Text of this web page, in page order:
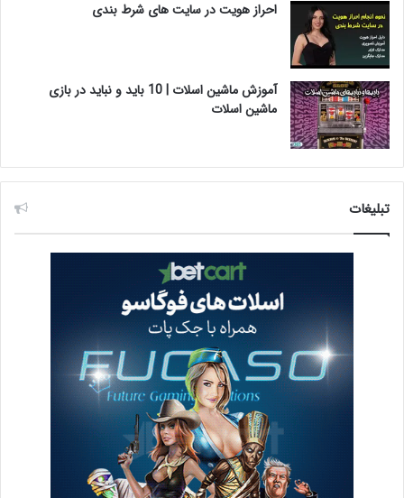
احراز هویت در سایت های شرط بندی
آموزش ماشین اسلات | 10 باید و نباید در بازی
ماشین اسلات
تبلیغات